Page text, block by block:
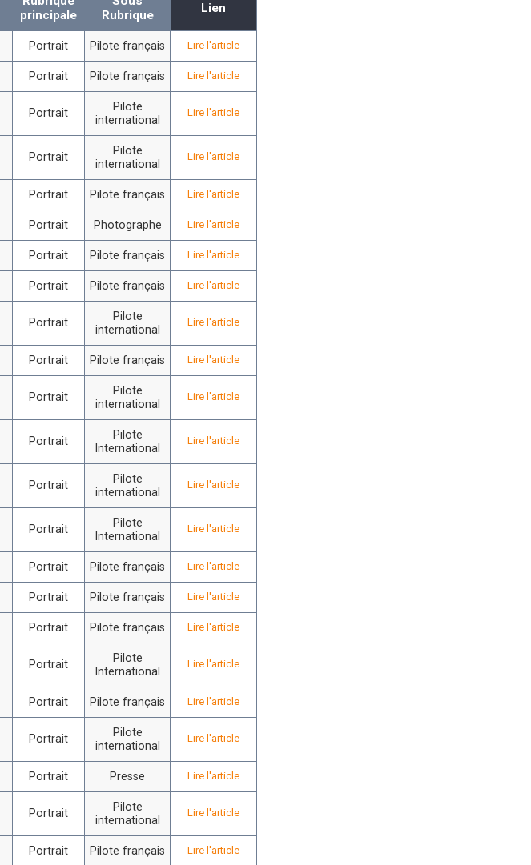
principale
Rubrique
Lien
Portrait Pilote français Lire l'article
Portrait Pilote français Lire l'article
Portrait
Pilote
international
Lire l'article
Portrait
Pilote
international
Lire l'article
Portrait Pilote français Lire l'article
Portrait Photographe Lire l'article
Portrait Pilote français Lire l'article
Portrait Pilote français Lire l'article
Portrait
Pilote
international
Lire l'article
Portrait Pilote français Lire l'article
Portrait
Pilote
international
Lire l'article
Portrait
Pilote
International
Lire l'article
Portrait
Pilote
international
Lire l'article
Portrait
Pilote
International
Lire l'article
Portrait Pilote français Lire l'article
Portrait Pilote français Lire l'article
Portrait Pilote français Lire l'article
Portrait
Pilote
International
Lire l'article
Portrait Pilote français Lire l'article
Portrait
Pilote
international
Lire l'article
Portrait Presse Lire l'article
Portrait
Pilote
international
Lire l'article
Portrait Pilote français Lire l'article